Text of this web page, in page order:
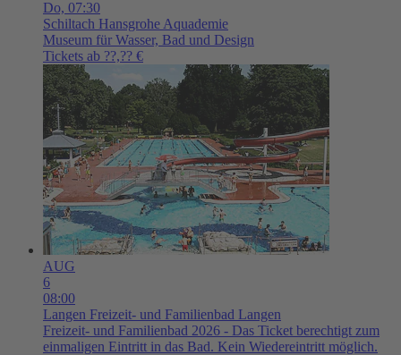
Do, 07:30
Schiltach Hansgrohe Aquademie
Museum für Wasser, Bad und Design
Tickets ab ??,?? €
AUG
6
08:00
Langen Freizeit- und Familienbad Langen
Freizeit- und Familienbad 2026 - Das Ticket berechtigt zum
einmaligen Eintritt in das Bad. Kein Wiedereintritt möglich.